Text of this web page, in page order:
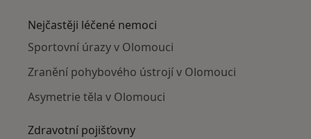
Nejčastěji léčené nemoci
Sportovní úrazy v Olomouci
Zranění pohybového ústrojí v Olomouci
Asymetrie těla v Olomouci
Zdravotní pojišťovny